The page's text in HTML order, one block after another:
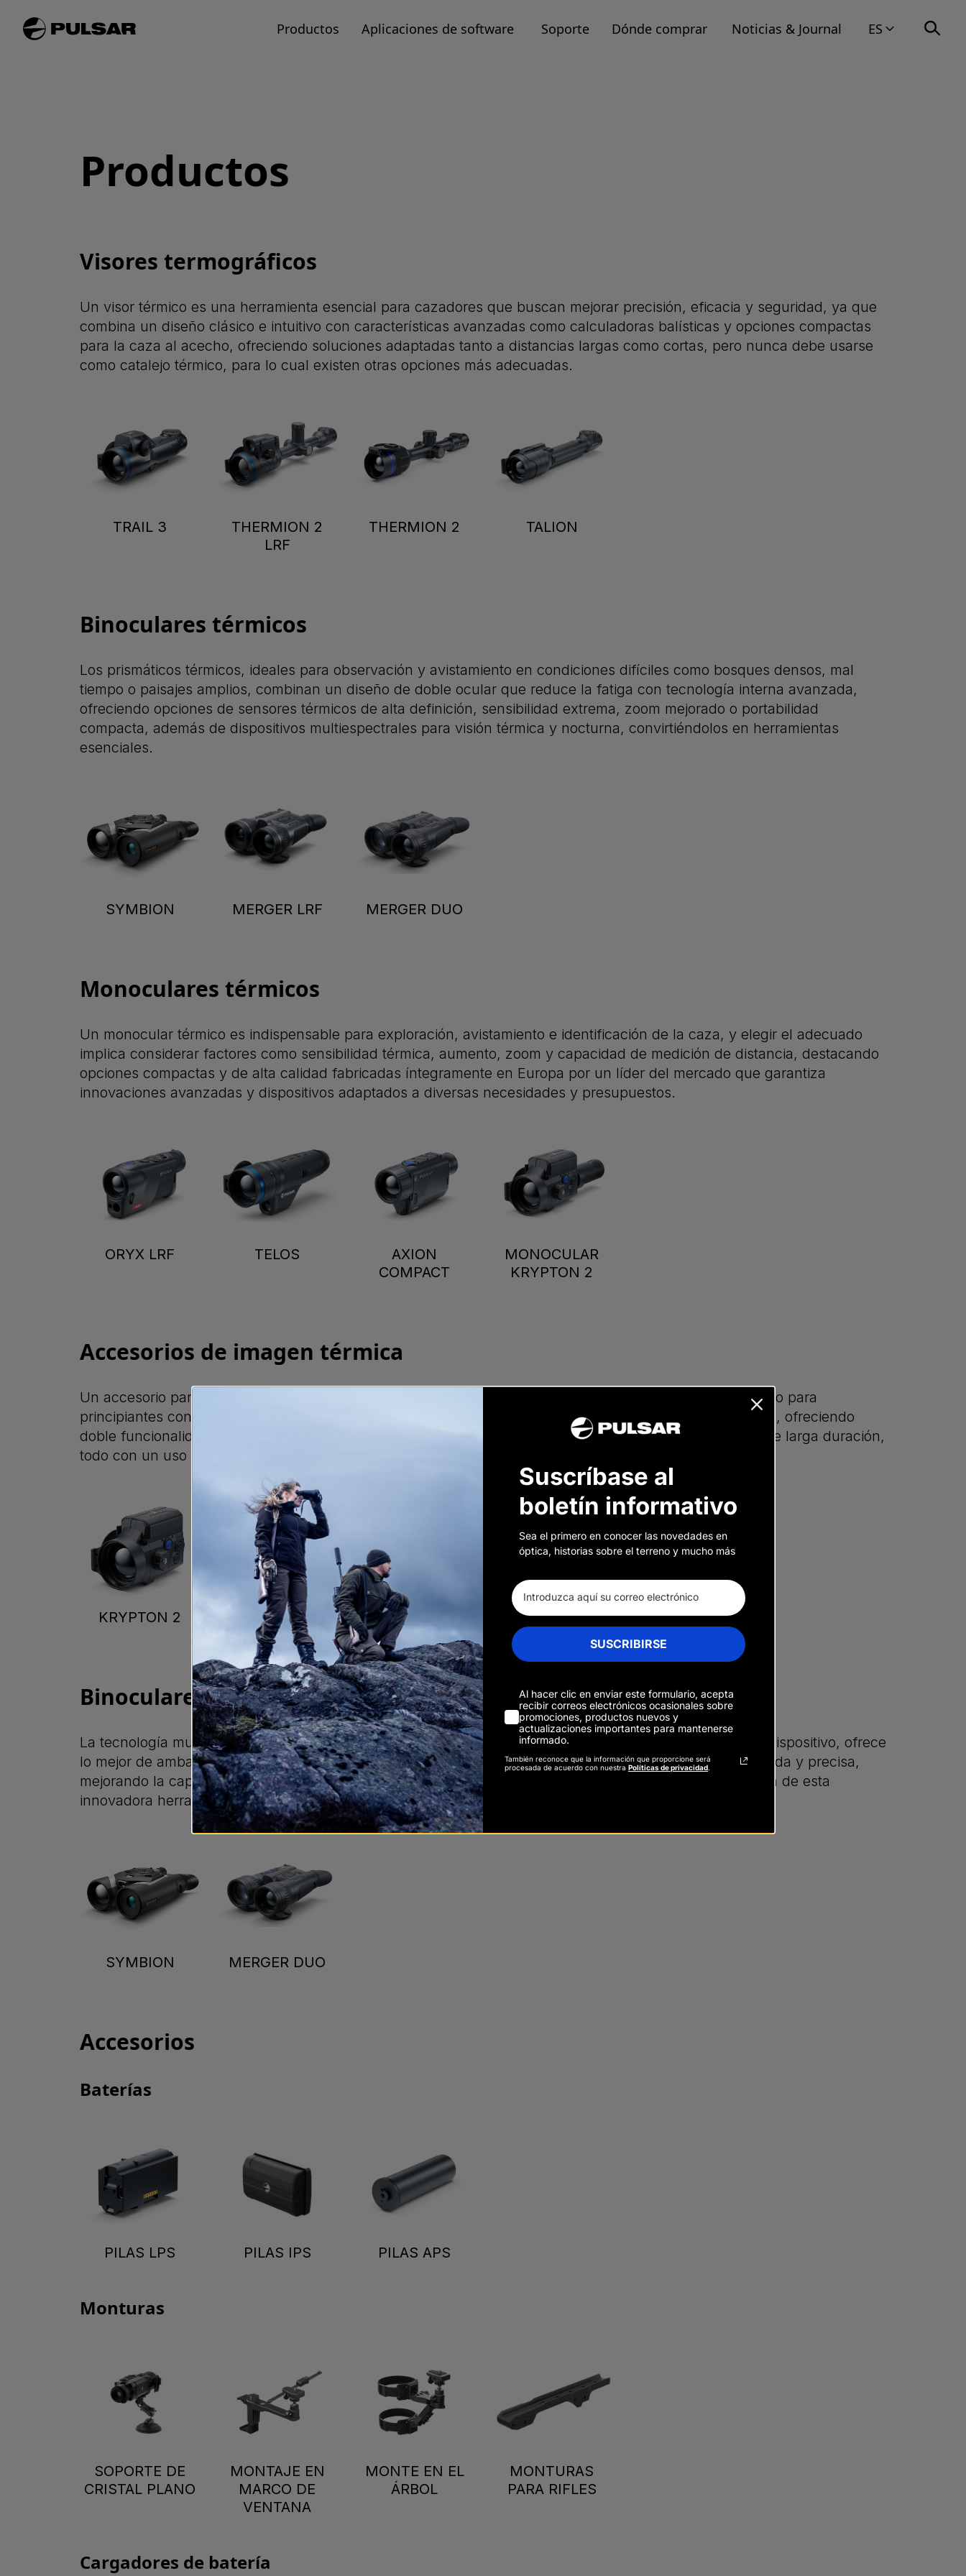
Productos Aplicaciones de software Soporte Dónde comprar Noticias & Journal ES
Productos
Visores termográficos
Un visor térmico es una herramienta esencial para cazadores que buscan mejorar precisión, eficacia y seguridad, ya que
combina un diseño clásico e intuitivo con características avanzadas como calculadoras balísticas y opciones compactas
para la caza al acecho, ofreciendo soluciones adaptadas tanto a distancias largas como cortas, pero nunca debe usarse
como catalejo térmico, para lo cual existen otras opciones más adecuadas.
TRAIL 3
THERMION 2
LRF
THERMION 2 TALION
Binoculares térmicos
Los prismáticos térmicos, ideales para observación y avistamiento en condiciones difíciles como bosques densos, mal
tiempo o paisajes amplios, combinan un diseño de doble ocular que reduce la fatiga con tecnología interna avanzada,
ofreciendo opciones de sensores térmicos de alta definición, sensibilidad extrema, zoom mejorado o portabilidad
compacta, además de dispositivos multiespectrales para visión térmica y nocturna, convirtiéndolos en herramientas
esenciales.
SYMBION MERGER LRF MERGER DUO
Monoculares térmicos
Un monocular térmico es indispensable para exploración, avistamiento e identificación de la caza, y elegir el adecuado
implica considerar factores como sensibilidad térmica, aumento, zoom y capacidad de medición de distancia, destacando
opciones compactas y de alta calidad fabricadas íntegramente en Europa por un líder del mercado que garantiza
innovaciones avanzadas y dispositivos adaptados a diversas necesidades y presupuestos.
ORYX LRF TELOS
AXION
COMPACT
MONOCULAR
KRYPTON 2
Accesorios de imagen térmica
Un accesorio para visor térmico transforma un visor diurno en un dispositivo de imagen térmica, ideal tanto para
principiantes con modelos compactos como para usuarios avanzados que buscan opciones más potentes, ofreciendo
doble funcionalidad como monocular térmico de mano, diseño compacto, equilibrio mejorado y baterías de larga duración,
todo con un uso intuitivo gracias a un mando a distancia Bluetooth.
KRYPTON 2
Binoculares multiespectrales
La tecnología multiespectral, que combina canales térmicos y digitales (diurnos o nocturnos) en un solo dispositivo, ofrece
lo mejor de ambas tecnologías al permitir cambiar entre canales o fusionar vistas para una imagen detallada y precisa,
mejorando la capacidad de localizar, reconocer e identificar, gracias a sensores de alta calidad que hacen de esta
innovadora herramienta una inversión valiosa para los cazadores.
SYMBION MERGER DUO
Accesorios
Baterías
PILAS LPS PILAS IPS PILAS APS
Monturas
SOPORTE DE
CRISTAL PLANO
MONTAJE EN
MARCO DE
VENTANA
MONTE EN EL
ÁRBOL
MONTURAS
PARA RIFLES
Cargadores de batería
Suscríbase al
boletín informativo
Sea el primero en conocer las novedades en
óptica, historias sobre el terreno y mucho más
SUSCRIBIRSE
Al hacer clic en enviar este formulario, acepta
recibir correos electrónicos ocasionales sobre
promociones, productos nuevos y
actualizaciones importantes para mantenerse
informado.
También reconoce que la información que proporcione será
procesada de acuerdo con nuestra Políticas de privacidad.